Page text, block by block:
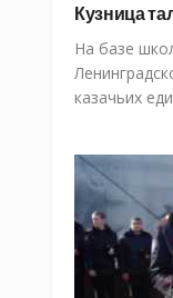
Кузница
На базе
казачьих